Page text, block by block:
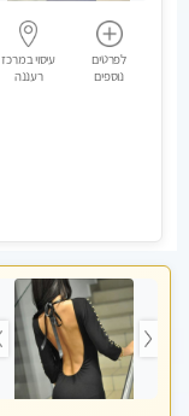
לפרטים
נוספים
עיסוי במרכז
רעננה